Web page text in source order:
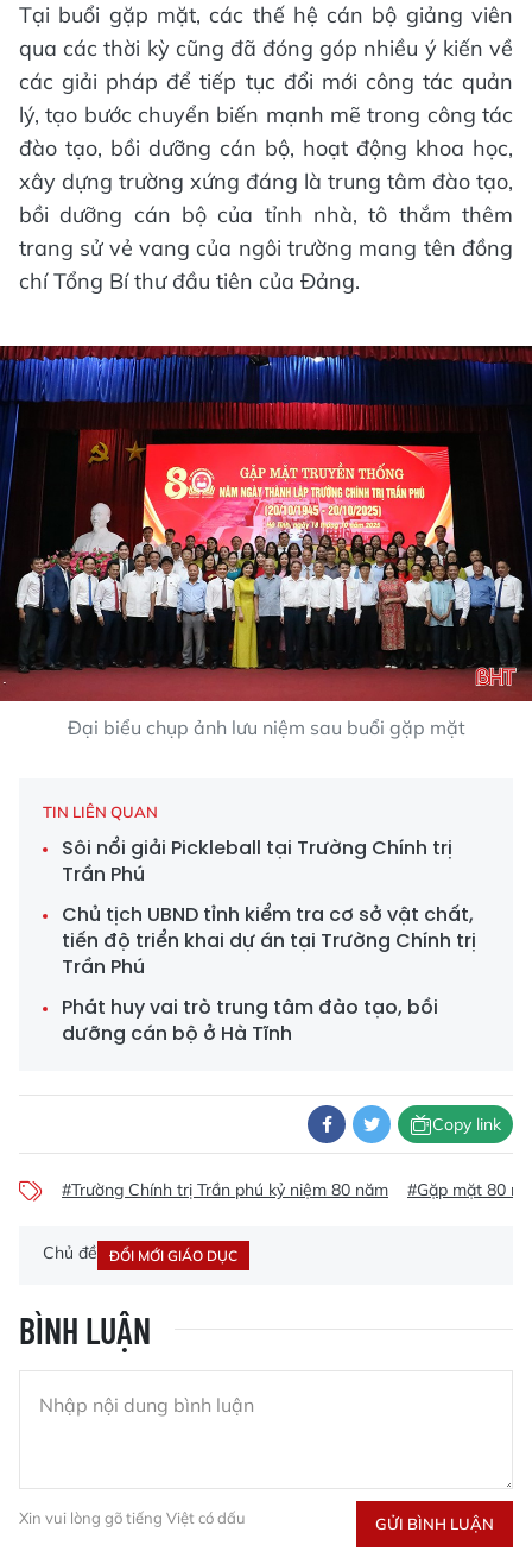
Tại buổi gặp mặt, các thế hệ cán bộ giảng viên
qua các thời kỳ cũng đã đóng góp nhiều ý kiến về
các giải pháp để tiếp tục đổi mới công tác quản
lý, tạo bước chuyển biến mạnh mẽ trong công tác
đào tạo, bồi dưỡng cán bộ, hoạt động khoa học,
xây dựng trường xứng đáng là trung tâm đào tạo,
bồi dưỡng cán bộ của tỉnh nhà, tô thắm thêm
trang sử vẻ vang của ngôi trường mang tên đồng
chí Tổng Bí thư đầu tiên của Đảng.
Đại biểu chụp ảnh lưu niệm sau buổi gặp mặt
TIN LIÊN QUAN
Sôi nổi giải Pickleball tại Trường Chính trị
Trần Phú
Chủ tịch UBND tỉnh kiểm tra cơ sở vật chất,
tiến độ triển khai dự án tại Trường Chính trị
Trần Phú
Phát huy vai trò trung tâm đào tạo, bồi
dưỡng cán bộ ở Hà Tĩnh
Copy link
#Trường Chính trị Trần phú kỷ niệm 80 năm #Gặp mặt 80
Chủ đề ĐỔI MỚI GIÁO DỤC
BÌNH LUẬN
Xin vui lòng gõ tiếng Việt có dấu GỬI BÌNH LUẬN